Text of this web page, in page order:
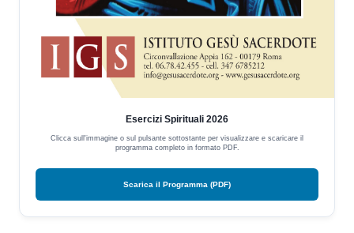
Esercizi Spirituali 2026
Clicca sull'immagine o sul pulsante sottostante per visualizzare e scaricare il
programma completo in formato PDF.
Scarica il Programma (PDF)